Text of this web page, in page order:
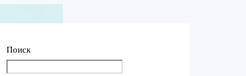
Поиск